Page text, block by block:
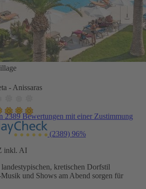
- Anissaras
2389 Bewertungen mit einer Zustimmung
(2389) 96%
inkl. AI
kretischen Dorfstil
und Shows am Abend sorgen für